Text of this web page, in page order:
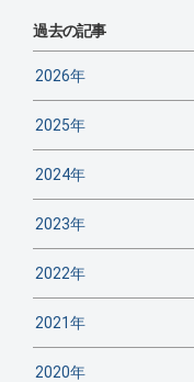
過去の記事
2026年
2025年
2024年
2023年
2022年
2021年
2020年